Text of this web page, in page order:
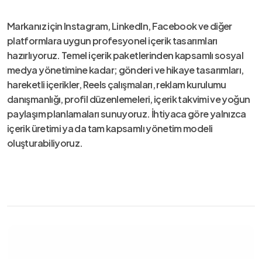
Markanız için Instagram, LinkedIn, Facebook ve diğer
platformlara uygun profesyonel içerik tasarımları
hazırlıyoruz. Temel içerik paketlerinden kapsamlı sosyal
medya yönetimine kadar; gönderi ve hikaye tasarımları,
hareketli içerikler, Reels çalışmaları, reklam kurulumu
danışmanlığı, profil düzenlemeleri, içerik takvimi ve yoğun
paylaşım planlamaları sunuyoruz. İhtiyaca göre yalnızca
içerik üretimi ya da tam kapsamlı yönetim modeli
oluşturabiliyoruz.